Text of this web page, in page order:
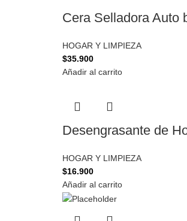
Cera Selladora Auto
HOGAR Y LIMPIEZA
$35.900
Añadir al carrito
Desengrasante de
HOGAR Y LIMPIEZA
$16.900
Añadir al carrito